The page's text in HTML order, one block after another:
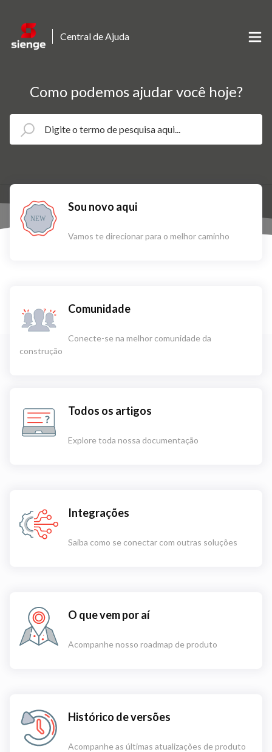
Central de Ajuda
Como podemos ajudar você hoje?
NEW
Sou novo aqui
Vamos te direcionar para o melhor caminho
Comunidade
Conecte-se na melhor comunidade da
construção
Todos os artigos
Explore toda nossa documentação
Integrações
Saiba como se conectar com outras soluções
O que vem por aí
Acompanhe nosso roadmap de produto
Histórico de versões
Acompanhe as últimas atualizações de produto